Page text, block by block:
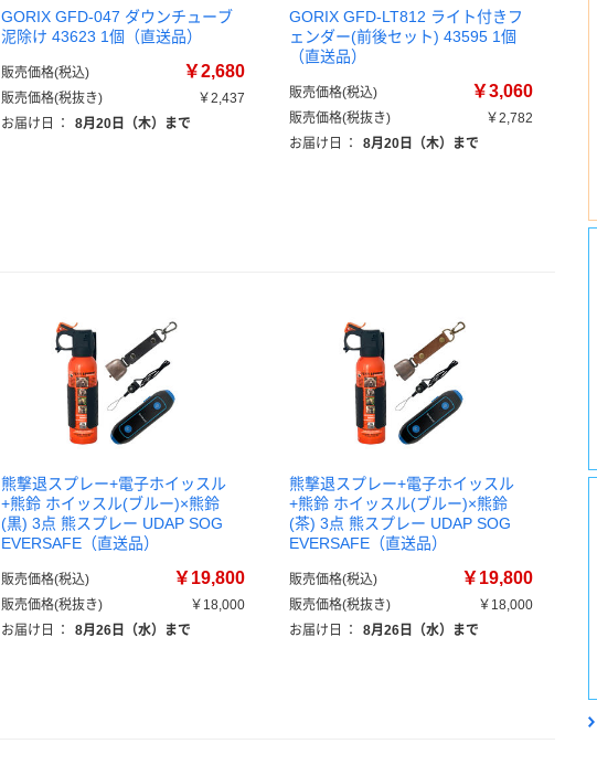
GORIX GFD-047 ダウンチューブ
泥除け 43623 1個（直送品）
販売価格(税込) ￥2,680
販売価格(税抜き)
￥2,437
お届け日
： 8月20日（木）まで
GORIX GFD-LT812 ライト付きフ
ェンダー(前後セット) 43595 1個
（直送品）
販売価格(税込) ￥3,060
販売価格(税抜き)
￥2,782
お届け日
： 8月20日（木）まで
熊撃退スプレー+電子ホイッスル
+熊鈴 ホイッスル(ブルー)×熊鈴
(黒) 3点 熊スプレー UDAP SOG
EVERSAFE（直送品）
販売価格(税込) ￥19,800
販売価格(税抜き)
￥18,000
お届け日
： 8月26日（水）まで
熊撃退スプレー+電子ホイッスル
+熊鈴 ホイッスル(ブルー)×熊鈴
(茶) 3点 熊スプレー UDAP SOG
EVERSAFE（直送品）
販売価格(税込) ￥19,800
販売価格(税抜き)
￥18,000
お届け日
： 8月26日（水）まで